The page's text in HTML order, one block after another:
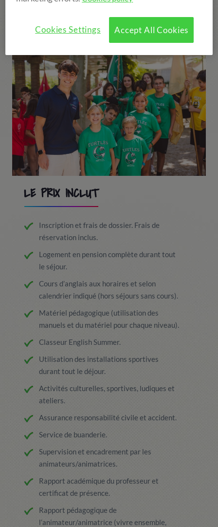
Le prix de séjour comprend:
LE PRIX INCLUT
Inscription et frais de dossier. Frais de
réservation inclus.
Logement en pension complète durant tout
le séjour.
Cours d’anglais aux horaires et selon
calendrier indiqué (hors séjours sans cours).
Matériel pédagogique (utilisation des
manuels et du matériel pour chaque niveau).
Classeur English Summer.
Utilisation des installations sportives
durant tout le déjour.
Activités culturelles, sportives, ludiques et
ateliers.
Assurance responsabilité civile et accident.
Service de buanderie.
Supervision et encadrement par les
animateurs/animatrices.
Rapport académique du professeur et
certificat de présence.
Rapport pédagogique de
l’animateur/animatrice (vivre ensemble,
Accept All Cookies
Cookies Settings